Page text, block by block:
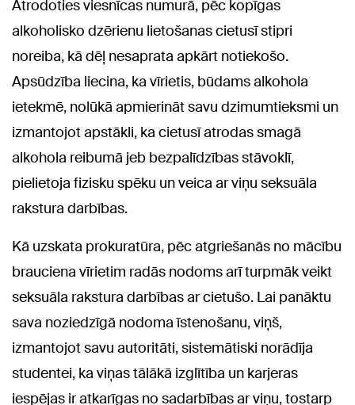
Atrodoties viesnīcas numurā, pēc kopīgas
alkoholisko dzērienu lietošanas cietusī stipri
noreiba, kā dēļ nesaprata apkārt notiekošo.
Apsūdzība liecina, ka vīrietis, būdams alkohola
ietekmē, nolūkā apmierināt savu dzimumtieksmi un
izmantojot apstākli, ka cietusī atrodas smagā
alkohola reibumā jeb bezpalīdzības stāvoklī,
pielietoja fizisku spēku un veica ar viņu seksuāla
rakstura darbības.
Kā uzskata prokuratūra, pēc atgriešanās no mācību
brauciena vīrietim radās nodoms arī turpmāk veikt
seksuāla rakstura darbības ar cietušo. Lai panāktu
sava noziedzīgā nodoma īstenošanu, viņš,
izmantojot savu autoritāti, sistemātiski norādīja
studentei, ka viņas tālākā izglītība un karjeras
iespējas ir atkarīgas no sadarbības ar viņu, tostarp